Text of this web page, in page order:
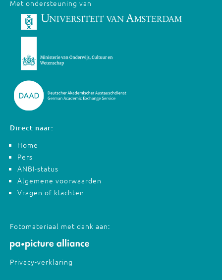
Met ondersteuning van
Direct naar:
Home
Pers
ANBI-status
Algemene voorwaarden
Vragen of klachten
Fotomateriaal met dank aan:
Privacy-verklaring